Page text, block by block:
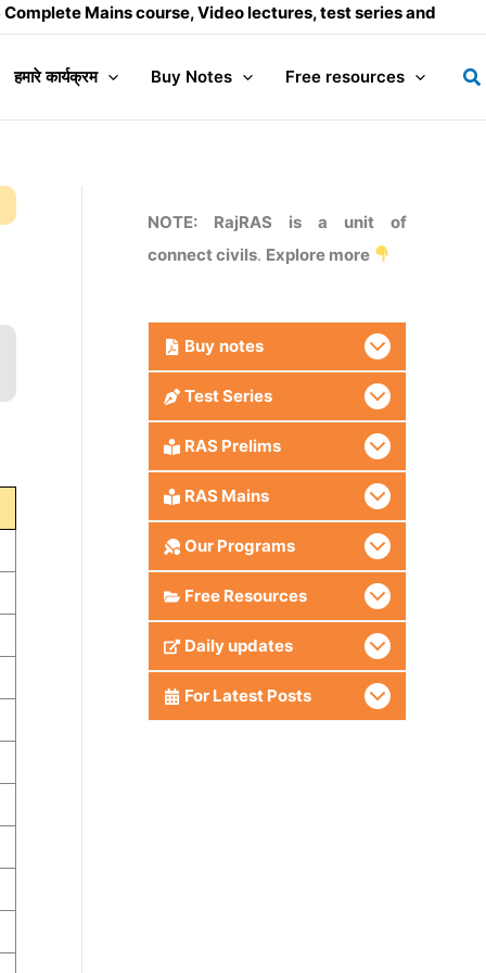
Mains course, Video lectures, test series and Daily answer
हमारे कार्यक्रम Buy Notes Free resources
NOTE: RajRAS is a unit of
connect civils. Explore more
Buy notes
Test Series
RAS Prelims
RAS Mains
Our Programs
Free Resources
Daily updates
For Latest Posts